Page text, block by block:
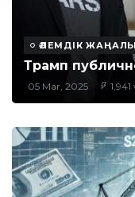
ӘЛЕМДІК
Трамп
05 Mar, 2025